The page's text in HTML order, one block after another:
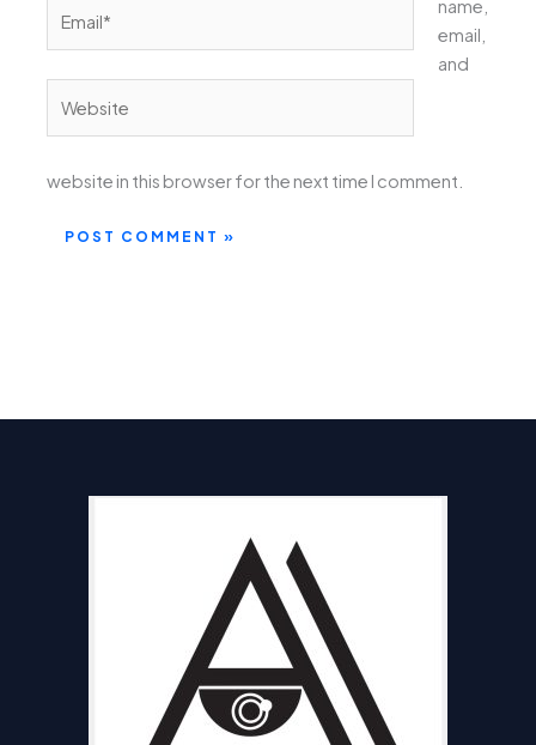
name,
email,
and
website in this browser for the next time I comment.